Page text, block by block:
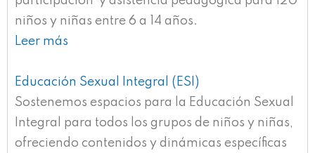
niños y niñas entre 6 a 14 años.
Leer más
Educación Sexual Integral (ESI)
Sostenemos espacios para la Educación Sexual
Integral para todos los grupos de niños y niñas,
ofreciendo contenidos y dinámicas específicas